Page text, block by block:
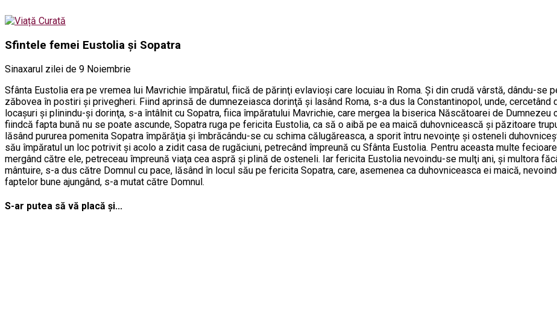
Sfintele femei Eustolia și Sopatra
Sinaxarul zilei de 9 Noiembrie
Sfânta Eustolia era pe vremea lui Mavrichie împăratul, fiică de părinţi evlavioşi care locuiau în Roma. Şi din crudă vârstă, dându-se
zăbovea în postiri şi privegheri. Fiind aprinsă de dumnezeiasca dorinţă şi lasând Roma, s-a dus la Constantinopol, unde,
locaşuri şi plinindu-şi dorinţa, s-a întâlnit cu Sopatra, fiica împăratului Mavrichie, care mergea la biserica Născătoarei de Dumnezeu
fiindcă fapta bună nu se poate ascunde, Sopatra ruga pe fericita Eustolia, ca să o aibă pe ea maică duhovnicească şi păzitoare
lăsând pururea pomenita Sopatra împărăţia şi îmbrăcându-se cu schima călugăreasca, a sporit întru nevoinţe şi osteneli
său împăratul un loc potrivit şi acolo a zidit casa de rugăciuni, petrecând împreună cu Sfânta Eustolia. Pentru aceasta multe
mergând către ele, petreceau împreună viaţa cea aspră şi plină de osteneli. Iar fericita Eustolia nevoindu-se mulţi ani, şi multora
mântuire, s-a dus către Domnul cu pace, lăsând în locul său pe fericita Sopatra, care, asemenea ca duhovniceasca ei maică,
faptelor bune ajungând, s-a mutat către Domnul.
S-ar putea să vă placă și...